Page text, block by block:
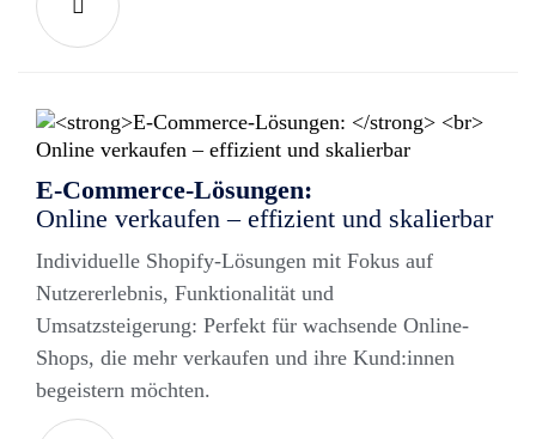
E-Commerce-Lösungen:
Online verkaufen – effizient und skalierbar
Individuelle Shopify-Lösungen mit Fokus auf
Nutzererlebnis, Funktionalität und
Umsatzsteigerung: Perfekt für wachsende Online-
Shops, die mehr verkaufen und ihre Kund:innen
begeistern möchten.